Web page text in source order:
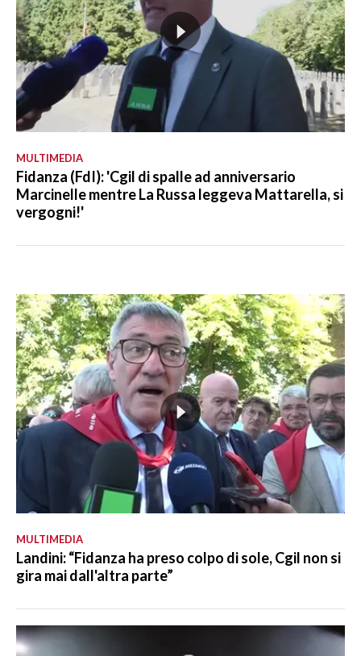
MULTIMEDIA
Fidanza (FdI): 'Cgil di spalle ad anniversario
Marcinelle mentre La Russa leggeva Mattarella, si
vergogni!'
MULTIMEDIA
Landini: “Fidanza ha preso colpo di sole, Cgil non si
gira mai dall'altra parte”